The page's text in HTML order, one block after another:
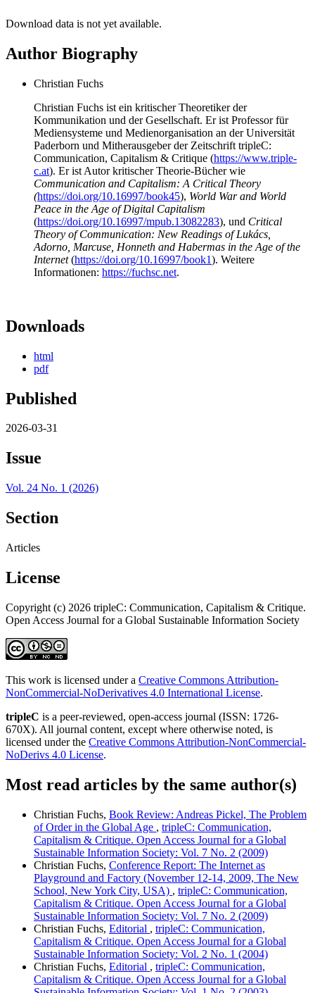
Download data is not yet available.
Author Biography
Christian Fuchs
Christian Fuchs ist ein kritischer Theoretiker der
Kommunikation und der Gesellschaft. Er ist Professor für
Mediensysteme und Medienorganisation an der Universität
Paderborn und Mitherausgeber der Zeitschrift tripleC:
Communication, Capitalism & Critique (https://www.triple-
c.at). Er ist Autor kritischer Theorie-Bücher wie
Communication and Capitalism: A Critical Theory
(https://doi.org/10.16997/book45), World War and World
Peace in the Age of Digital Capitalism
(https://doi.org/10.16997/mpub.13082283), und Critical
Theory of Communication: New Readings of Lukács,
Adorno, Marcuse, Honneth and Habermas in the Age of the
Internet(https://doi.org/10.16997/book1). Weitere
Informationen: https://fuchsc.net.
Downloads
html
pdf
Published
2026-03-31
Issue
Vol. 24 No. 1 (2026)
Section
Articles
License
Copyright (c) 2026 tripleC: Communication, Capitalism & Critique.
Open Access Journal for a Global Sustainable Information Society
This work is licensed under a Creative Commons Attribution-
NonCommercial-NoDerivatives 4.0 International License.
tripleC is a peer-reviewed, open-access journal (ISSN: 1726-
670X). All journal content, except where otherwise noted, is
licensed under the Creative Commons Attribution-NonCommercial-
NoDerivs 4.0 License.
Most read articles by the same author(s)
Christian Fuchs, Book Review: Andreas Pickel, The Problem
of Order in the Global Age , tripleC: Communication,
Capitalism & Critique. Open Access Journal for a Global
Sustainable Information Society: Vol. 7 No. 2 (2009)
Christian Fuchs, Conference Report: The Internet as
Playground and Factory (November 12-14, 2009, The New
School, New York City, USA) , tripleC: Communication,
Capitalism & Critique. Open Access Journal for a Global
Sustainable Information Society: Vol. 7 No. 2 (2009)
Christian Fuchs, Editorial , tripleC: Communication,
Capitalism & Critique. Open Access Journal for a Global
Sustainable Information Society: Vol. 2 No. 1 (2004)
Christian Fuchs, Editorial , tripleC: Communication,
Capitalism & Critique. Open Access Journal for a Global